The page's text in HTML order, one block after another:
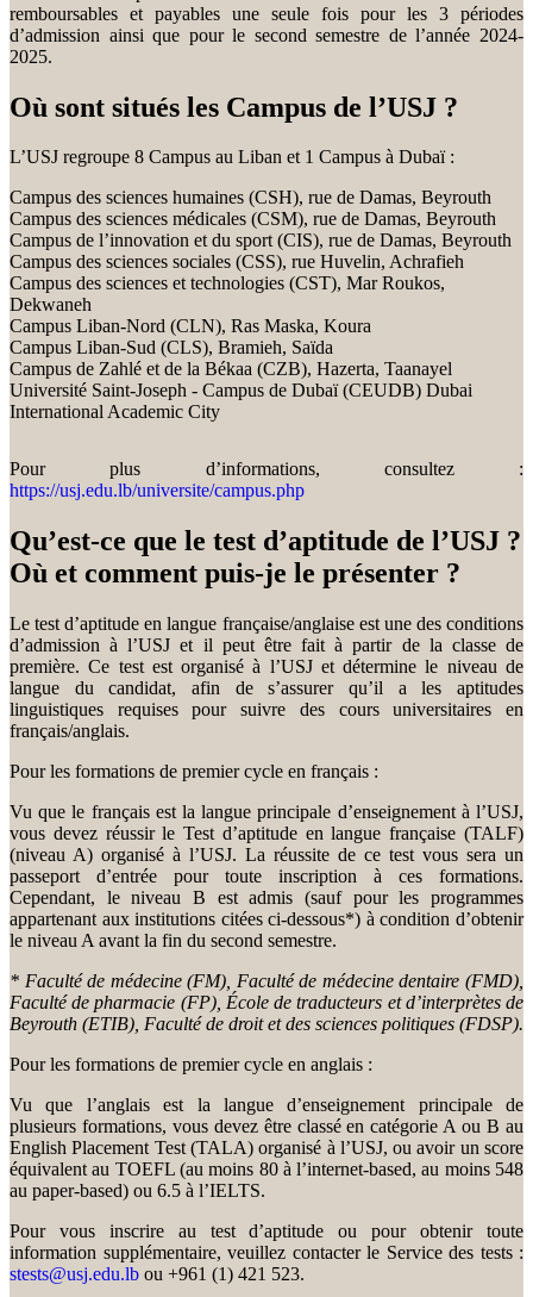
remboursables et payables une seule fois pour les 3 périodes
d’admission ainsi que pour le second semestre de l’année 2024-
2025.
Où sont situés les Campus de l’USJ ?
L’USJ regroupe 8 Campus au Liban et 1 Campus à Dubaï :
Campus des sciences humaines (CSH), rue de Damas, Beyrouth
Campus des sciences médicales (CSM), rue de Damas, Beyrouth
Campus de l’innovation et du sport (CIS), rue de Damas, Beyrouth
Campus des sciences sociales (CSS), rue Huvelin, Achrafieh
Campus des sciences et technologies (CST), Mar Roukos,
Dekwaneh
Campus Liban-Nord (CLN), Ras Maska, Koura
Campus Liban-Sud (CLS), Bramieh, Saïda
Campus de Zahlé et de la Békaa (CZB), Hazerta, Taanayel
Université Saint-Joseph - Campus de Dubaï (CEUDB) Dubai
International Academic City
Pour plus d’informations, consultez :
https://usj.edu.lb/universite/campus.php
Qu’est-ce que le test d’aptitude de l’USJ ?
Où et comment puis-je le présenter ?
Le test d’aptitude en langue française/anglaise est une des conditions
d’admission à l’USJ et il peut être fait à partir de la classe de
première. Ce test est organisé à l’USJ et détermine le niveau de
langue du candidat, afin de s’assurer qu’il a les aptitudes
linguistiques requises pour suivre des cours universitaires en
français/anglais.
Pour les formations de premier cycle en français :
Vu que le français est la langue principale d’enseignement à l’USJ,
vous devez réussir le Test d’aptitude en langue française (TALF)
(niveau A) organisé à l’USJ. La réussite de ce test vous sera un
passeport d’entrée pour toute inscription à ces formations.
Cependant, le niveau B est admis (sauf pour les programmes
appartenant aux institutions citées ci-dessous*) à condition d’obtenir
le niveau A avant la fin du second semestre.
* Faculté de médecine (FM), Faculté de médecine dentaire (FMD),
Faculté de pharmacie (FP), École de traducteurs et d’interprètes de
Beyrouth (ETIB), Faculté de droit et des sciences politiques (FDSP).
Pour les formations de premier cycle en anglais :
Vu que l’anglais est la langue d’enseignement principale de
plusieurs formations, vous devez être classé en catégorie A ou B au
English Placement Test (TALA) organisé à l’USJ, ou avoir un score
équivalent au TOEFL (au moins 80 à l’internet-based, au moins 548
au paper-based) ou 6.5 à l’IELTS.
Pour vous inscrire au test d’aptitude ou pour obtenir toute
information supplémentaire, veuillez contacter le Service des tests :
stests@usj.edu.lb ou +961 (1) 421 523.